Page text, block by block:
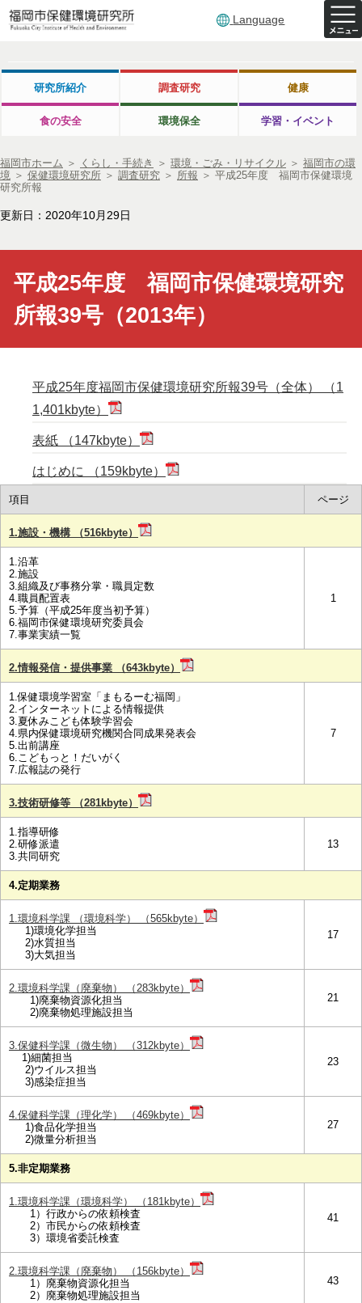
Language
研究所紹介 調査研究 健康
食の安全 環境保全 学習・イベント
福岡市ホーム ＞ くらし・手続き ＞ 環境・ごみ・リサイクル ＞ 福岡市の環
境 ＞ 保健環境研究所 ＞ 調査研究 ＞ 所報 ＞ 平成25年度 福岡市保健環境
研究所報
更新日：2020年10月29日
平成25年度 福岡市保健環境研究
所報39号（2013年）
平成25年度福岡市保健環境研究所報39号（全体） （1
1,401kbyte）
表紙 （147kbyte）
はじめに （159kbyte）
項目 ページ
1.施設・機構 （516kbyte）
1.沿革
2.施設
3.組織及び事務分掌・職員定数
4.職員配置表
5.予算（平成25年度当初予算）
6.福岡市保健環境研究委員会
7.事業実績一覧
1
2.情報発信・提供事業 （643kbyte）
1.保健環境学習室「まもるーむ福岡」
2.インターネットによる情報提供
3.夏休みこども体験学習会
4.県内保健環境研究機関合同成果発表会
5.出前講座
6.こどもっと！だいがく
7.広報誌の発行
7
3.技術研修等 （281kbyte）
1.指導研修
2.研修派遣
3.共同研究
13
4.定期業務
1.環境科学課 （環境科学） （565kbyte）
1)環境化学担当
2)水質担当
3)大気担当
17
2.環境科学課（廃棄物） （283kbyte）
1)廃棄物資源化担当
2)廃棄物処理施設担当
21
3.保健科学課（微生物） （312kbyte）
1)細菌担当
2)ウイルス担当
3)感染症担当
23
4.保健科学課（理化学） （469kbyte）
1)食品化学担当
2)微量分析担当
27
5.非定期業務
1.環境科学課（環境科学） （181kbyte）
1）行政からの依頼検査
2）市民からの依頼検査
3）環境省委託検査
41
2.環境科学課（廃棄物） （156kbyte）
1）廃棄物資源化担当
2）廃棄物処理施設担当
43